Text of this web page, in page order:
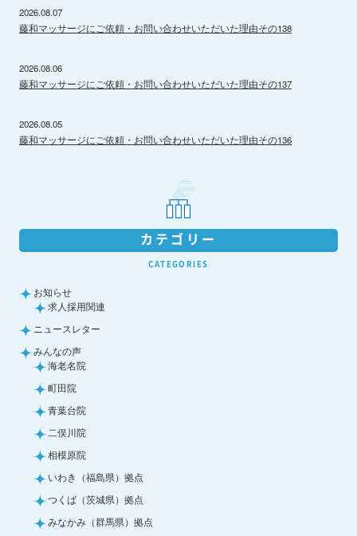
2026.08.07
藤和マッサージにご依頼・お問い合わせいただいた理由その138
2026.08.06
藤和マッサージにご依頼・お問い合わせいただいた理由その137
2026.08.05
藤和マッサージにご依頼・お問い合わせいただいた理由その136
カテゴリー
CATEGORIES
お知らせ
求人採用関連
ニュースレター
みんなの声
海老名院
町田院
青葉台院
二俣川院
相模原院
いわき（福島県）拠点
つくば（茨城県）拠点
みなかみ（群馬県）拠点